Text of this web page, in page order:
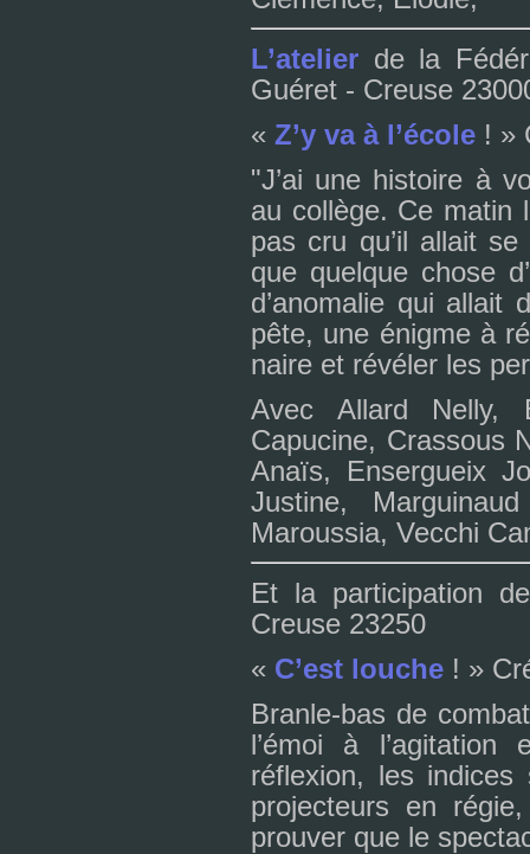
L’ate­lier de la
Guéret - Creuse
« Z’y va à l’école ! »
"J’ai une his­toire à
au col­lège. Ce matin
pas cru qu’il allait
que quel­que chose
d’ano­ma­lie qui allait
pête, une énigme à
naire et révé­ler les
Avec Allard Nelly,
Capucine, Crassous
Anaïs, Ensergueix
Justine,
Maroussia, Vecchi
Et la par­ti­ci­pa­tion
Creuse 23250
« C’est lou­che ! »
Branle-bas de
l’émoi à
réflexion, les indi­ces
pro­jec­teurs en
prou­ver que le